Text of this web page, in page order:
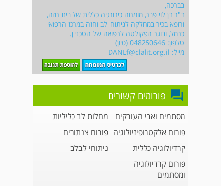
בברכה,
ד"ר דן לוי פבר, מומחה כירורגיה כללית של בית חזה,
ורופא בכיר במחלקה לניתוחי לב וחזה במרכז הרפואי
כרמל, ובוגר הפקולטה לרפואה של הטכניון.
טלפון: 048250646 (סיון)
מייל: DANLf@clalit.org.il
פורומים קשורים
מסתמים ואבי העורקים
מחלות לב כליליות
פורום אלקטרופיזיולוגיה פורום צנתורים
קרדיולוגיה כללית
ניתוחי לבלב
פורום קרדיולוגיה
ומסתמים